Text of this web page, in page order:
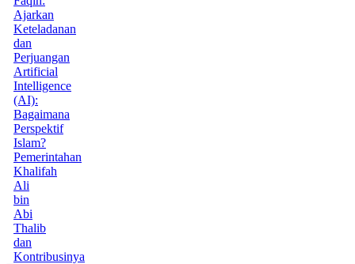
Ajarkan
Keteladanan
dan
Perjuangan
Artificial
Intelligence
(AI):
Bagaimana
Perspektif
Islam?
Pemerintahan
Khalifah
Ali
bin
Abi
Thalib
dan
Kontribusinya